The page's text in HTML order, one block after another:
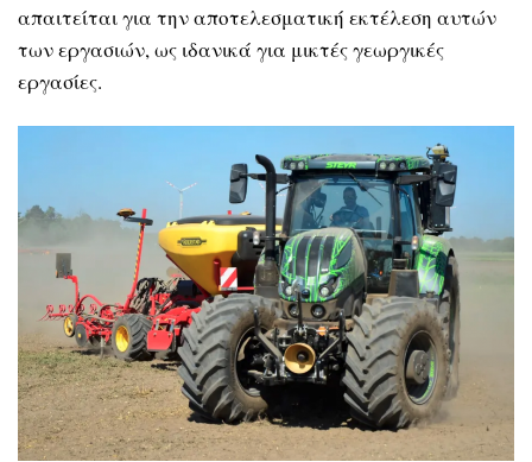
απαιτείται για την αποτελεσματική εκτέλεση αυτών
των εργασιών, ως ιδανικά για μικτές γεωργικές
εργασίες.